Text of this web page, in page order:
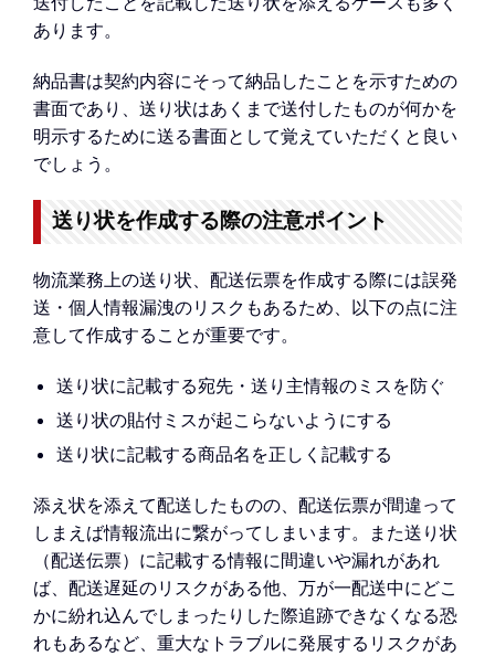
あります。
納品書は契約内容にそって納品したことを示すための
書面であり、送り状はあくまで送付したものが何かを
明示するために送る書面として覚えていただくと良い
でしょう。
送り状を作成する際の注意ポイント
物流業務上の送り状、配送伝票を作成する際には誤発
送・個人情報漏洩のリスクもあるため、以下の点に注
意して作成することが重要です。
送り状に記載する宛先・送り主情報のミスを防ぐ
送り状の貼付ミスが起こらないようにする
送り状に記載する商品名を正しく記載する
添え状を添えて配送したものの、配送伝票が間違って
しまえば情報流出に繋がってしまいます。また送り状
（配送伝票）に記載する情報に間違いや漏れがあれ
ば、配送遅延のリスクがある他、万が一配送中にどこ
かに紛れ込んでしまったりした際追跡できなくなる恐
れもあるなど、重大なトラブルに発展するリスクがあ